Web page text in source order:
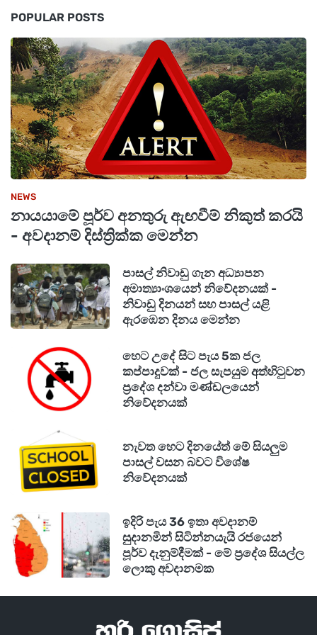
POPULAR POSTS
NEWS
නායයාමේ පූර්ව අනතුරු ඇඟවීම් නිකුත් කරයි
- අවදානම් දිස්ත්‍රික්ක මෙන්න
පාසල් නිවාඩු ගැන අධ්‍යාපන
අමාත්‍යාංශයෙන් නිවේදනයක් -
නිවාඩු දිනයන් සහ පාසල් යළි
ඇරඹෙන දිනය මෙන්න
හෙට උදේ සිට පැය 5ක ජල
කප්පාදුවක් - ජල සැපයුම අත්හිටුවන
ප්‍රදේශ දන්වා මණ්ඩලයෙන්
නිවේදනයක්
නැවත හෙට දිනයේත් මේ සියලුම
පාසල් වසන බවට විශේෂ
නිවේදනයක්
ඉදිරි පැය 36 ඉතා අවදානම්
සුදානමින් සිටින්නයැයි රජයෙන්
පූර්ව දැනුම්දීමක් - මේ ප්‍රදේශ සියල්ල
ලොකු අවදානමක